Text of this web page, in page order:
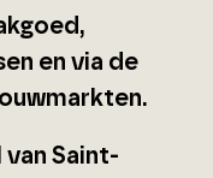
en via de
Saint-